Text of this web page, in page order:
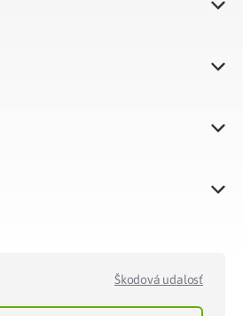
Škodová udalosť